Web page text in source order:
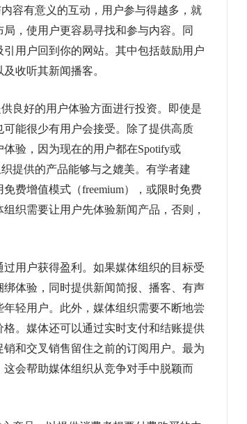
容有意义的互动，用户参与得越多，就
，使用户更容易寻找和参与内容。同
用户回到你的网站。其中包括鼓励用户
收听其新闻播客。
良好的用户体验方面进行投资。即使是
能很少有用户会接受。除了提供高质
验，因为现在的用户都在Spotify或
提供的产品能够与之媲美。有学者建
费增值模式（freemium），或限时免费
织需要让用户先体验新闻产品，否则，
用户获得盈利。如果媒体组织的目标受
体验，同时提供新闻简报、播客、有声
轻用户。此外，媒体组织需要不断地尝
。媒体还可以通过实时支付和结账提供
和交叉销售留住之前的订阅用户。最为
会帮助媒体组织从竞争对手中脱颖而